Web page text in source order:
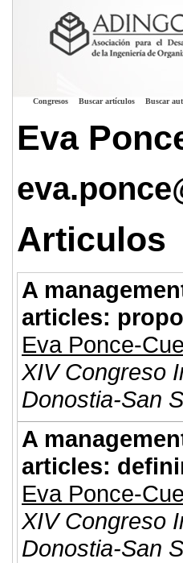
Congresos Buscar artículos Buscar
Eva
Articulos
A
articles:
Eva Ponce-
XIV Congreso
Donostia-San
A
articles:
Eva Ponce-
XIV Congreso
Donostia-San